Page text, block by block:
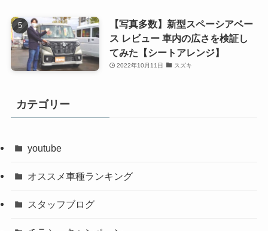
【写真多数】新型スペーシアベー
ス レビュー 車内の広さを検証し
てみた【シートアレンジ】
2022年10月11日 スズキ
カテゴリー
youtube
オススメ車種ランキング
スタッフブログ